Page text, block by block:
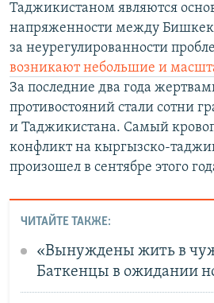
Таджикистаном являются
напряженности между
за неурегулированности
возникают небольшие и
За последние два года
противостояний стали сотни
и Таджикистана. Самый
конфликт на кыргызско-
произошел в сентябре этого
ЧИТАЙТЕ ТАКЖЕ:
«Вынуждены жить в
Баткенцы в ожидании